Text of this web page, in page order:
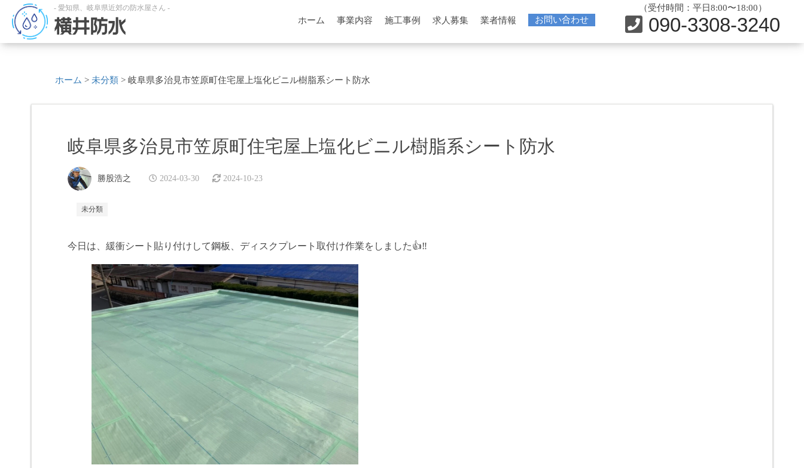
- 愛知県、岐阜県近郊の防水屋さん -
横井防水 ホーム 事業内容 施工事例 求人募集 業者情報 お問い合わせ
（受付時間：平日8:00〜18:00）
090-3308-3240
ホーム > 未分類 > 岐阜県多治見市笠原町住宅屋上塩化ビニル樹脂系シート防水
岐阜県多治見市笠原町住宅屋上塩化ビニル樹脂系シート防水
勝股浩之 2024-03-30 2024-10-23
未分類
今日は、緩衝シート貼り付けして鋼板、ディスクプレート取付け作業をしました👍‼️